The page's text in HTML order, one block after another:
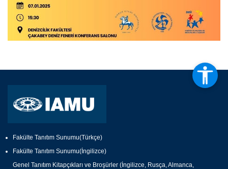
Fakülte Tanıtım Sunumu(Türkçe)
Fakülte Tanıtım Sunumu(İngilizce)
Genel Tanıtım Kitapçıkları ve Broşürler (İngilizce, Rusça, Almanca,